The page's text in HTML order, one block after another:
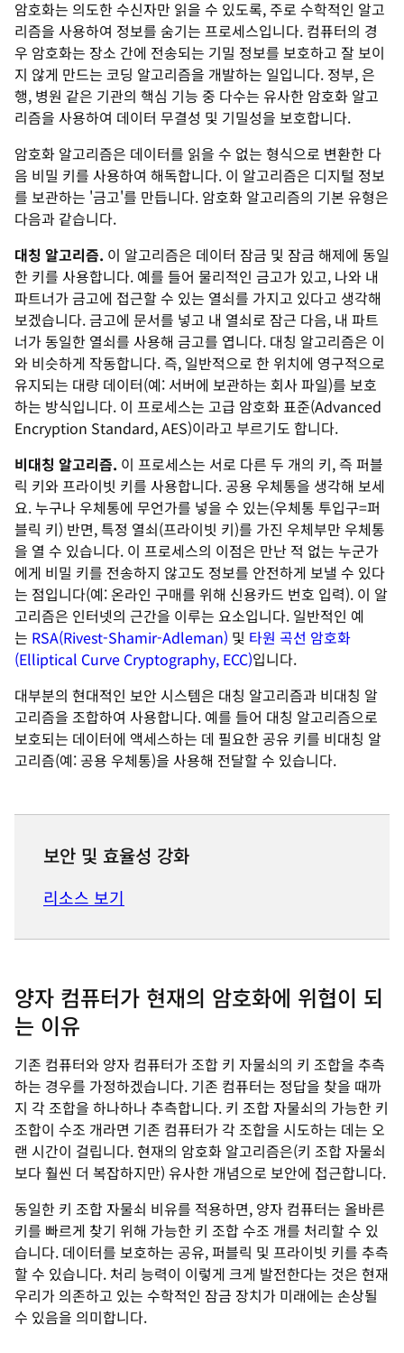
암호화는 의도한 수신자만 읽을 수 있도록, 주로 수학적인 알고
리즘을 사용하여 정보를 숨기는 프로세스입니다. 컴퓨터의 경
우 암호화는 장소 간에 전송되는 기밀 정보를 보호하고 잘 보이
지 않게 만드는 코딩 알고리즘을 개발하는 일입니다. 정부, 은
행, 병원 같은 기관의 핵심 기능 중 다수는 유사한 암호화 알고
리즘을 사용하여 데이터 무결성 및 기밀성을 보호합니다.
암호화 알고리즘은 데이터를 읽을 수 없는 형식으로 변환한 다
음 비밀 키를 사용하여 해독합니다. 이 알고리즘은 디지털 정보
를 보관하는 '금고'를 만듭니다. 암호화 알고리즘의 기본 유형은
다음과 같습니다.
대칭 알고리즘. 이 알고리즘은 데이터 잠금 및 잠금 해제에 동일
한 키를 사용합니다. 예를 들어 물리적인 금고가 있고, 나와 내
파트너가 금고에 접근할 수 있는 열쇠를 가지고 있다고 생각해
보겠습니다. 금고에 문서를 넣고 내 열쇠로 잠근 다음, 내 파트
너가 동일한 열쇠를 사용해 금고를 엽니다. 대칭 알고리즘은 이
와 비슷하게 작동합니다. 즉, 일반적으로 한 위치에 영구적으로
유지되는 대량 데이터(예: 서버에 보관하는 회사 파일)를 보호
하는 방식입니다. 이 프로세스는 고급 암호화 표준(Advanced
Encryption Standard, AES)이라고 부르기도 합니다.
비대칭 알고리즘. 이 프로세스는 서로 다른 두 개의 키, 즉 퍼블
릭 키와 프라이빗 키를 사용합니다. 공용 우체통을 생각해 보세
요. 누구나 우체통에 무언가를 넣을 수 있는(우체통 투입구=퍼
블릭 키) 반면, 특정 열쇠(프라이빗 키)를 가진 우체부만 우체통
을 열 수 있습니다. 이 프로세스의 이점은 만난 적 없는 누군가
에게 비밀 키를 전송하지 않고도 정보를 안전하게 보낼 수 있다
는 점입니다(예: 온라인 구매를 위해 신용카드 번호 입력). 이 알
고리즘은 인터넷의 근간을 이루는 요소입니다. 일반적인 예
는 RSA(Rivest-Shamir-Adleman) 및 타원 곡선 암호화
(Elliptical Curve Cryptography, ECC)입니다.
대부분의 현대적인 보안 시스템은 대칭 알고리즘과 비대칭 알
고리즘을 조합하여 사용합니다. 예를 들어 대칭 알고리즘으로
보호되는 데이터에 액세스하는 데 필요한 공유 키를 비대칭 알
고리즘(예: 공용 우체통)을 사용해 전달할 수 있습니다.
보안 및 효율성 강화
리소스 보기
양자 컴퓨터가 현재의 암호화에 위협이 되
는 이유
기존 컴퓨터와 양자 컴퓨터가 조합 키 자물쇠의 키 조합을 추측
하는 경우를 가정하겠습니다. 기존 컴퓨터는 정답을 찾을 때까
지 각 조합을 하나하나 추측합니다. 키 조합 자물쇠의 가능한 키
조합이 수조 개라면 기존 컴퓨터가 각 조합을 시도하는 데는 오
랜 시간이 걸립니다. 현재의 암호화 알고리즘은(키 조합 자물쇠
보다 훨씬 더 복잡하지만) 유사한 개념으로 보안에 접근합니다.
동일한 키 조합 자물쇠 비유를 적용하면, 양자 컴퓨터는 올바른
키를 빠르게 찾기 위해 가능한 키 조합 수조 개를 처리할 수 있
습니다. 데이터를 보호하는 공유, 퍼블릭 및 프라이빗 키를 추측
할 수 있습니다. 처리 능력이 이렇게 크게 발전한다는 것은 현재
우리가 의존하고 있는 수학적인 잠금 장치가 미래에는 손상될
수 있음을 의미합니다.